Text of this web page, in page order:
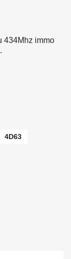
434Mhz immo
4D63